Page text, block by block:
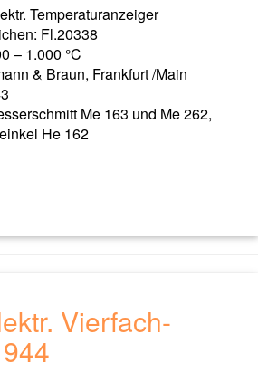
Temperaturanzeiger
Fl.20338
– 1.000 °C
& Braun, Frankfurt /Main
Me 163 und Me 262,
He 162
Vierfach-